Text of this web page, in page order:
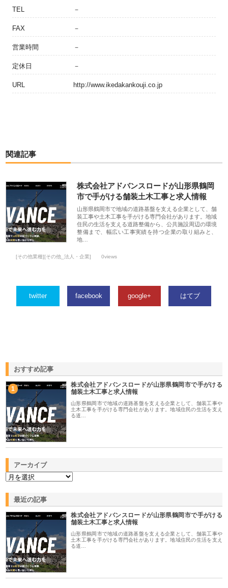
TEL －
FAX －
営業時間 －
定休日 －
URL http://www.ikedakankouji.co.jp
関連記事
株式会社アドバンスロードが山形県鶴岡
市で手がける舗装土木工事と求人情報
山形県鶴岡市で地域の道路基盤を支える企業として、舗
装工事や土木工事を手がける専門会社があります。地域
住民の生活を支える道路整備から、公共施設周辺の環境
整備まで、幅広い工事実績を持つ企業の取り組みと、
地…
[その他業種][その他_法人・企業] 0views
twitter facebook google+ はてブ
おすすめ記事
1
株式会社アドバンスロードが山形県鶴岡市で手がける
舗装土木工事と求人情報
山形県鶴岡市で地域の道路基盤を支える企業として、舗装工事や
土木工事を手がける専門会社があります。地域住民の生活を支え
る道…
アーカイブ
最近の記事
株式会社アドバンスロードが山形県鶴岡市で手がける
舗装土木工事と求人情報
山形県鶴岡市で地域の道路基盤を支える企業として、舗装工事や
土木工事を手がける専門会社があります。地域住民の生活を支え
る道…